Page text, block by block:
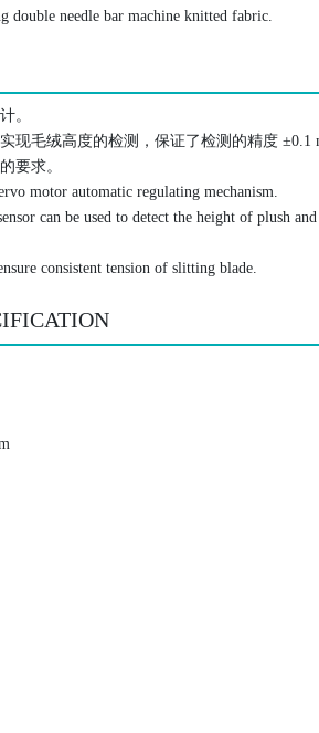
needle bar machine knitted fabric.
。
现毛绒高度的检测，保证了检测的精度 ±0.1
要求。
motor automatic regulating mechanism.
can be used to detect the height of plush
consistent tension of slitting blade.